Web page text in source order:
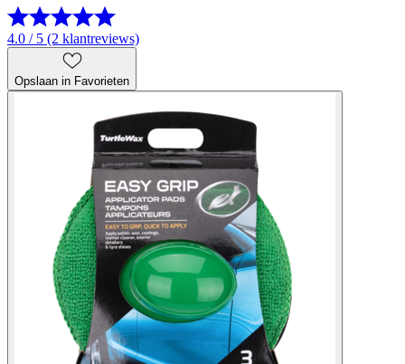
4.0 / 5 (2 klantreviews)
Opslaan in Favorieten